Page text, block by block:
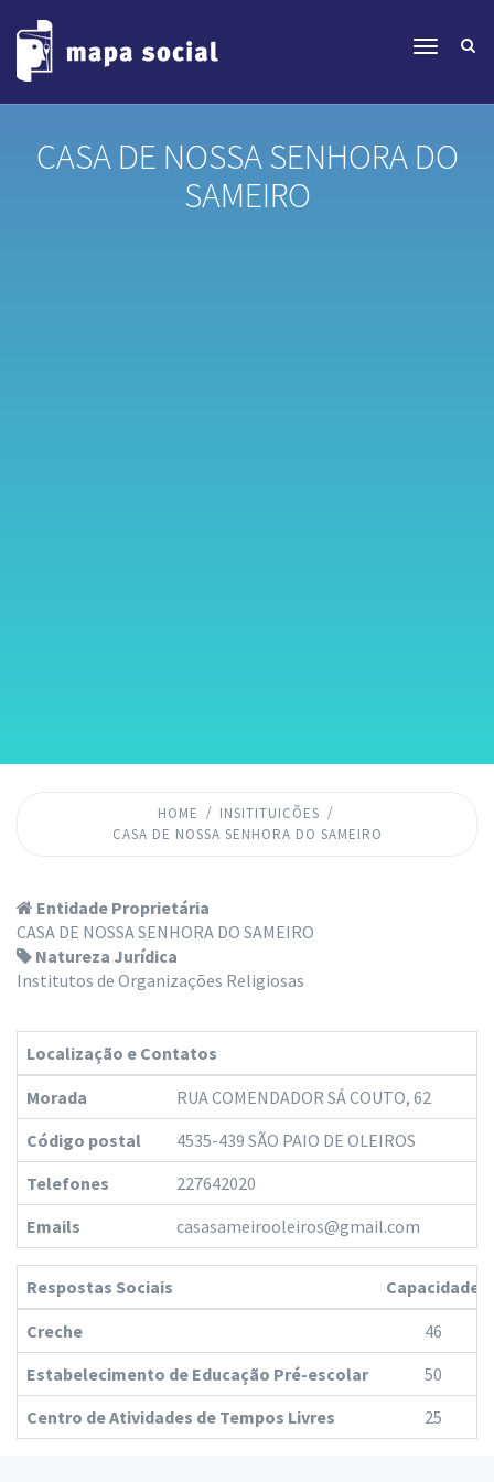
CASA DE NOSSA SENHORA DO
SAMEIRO
HOME
INSITITUICÕES
CASA DE NOSSA SENHORA DO SAMEIRO
Entidade Proprietária
CASA DE NOSSA SENHORA DO SAMEIRO
Natureza Jurídica
Institutos de Organizações Religiosas
Localização e Contatos
Morada
RUA COMENDADOR SÁ COUTO, 62
Código postal
4535-439 SÃO PAIO DE OLEIROS
Telefones
227642020
Emails
casasameirooleiros@gmail.com
Respostas Sociais
Capacidade
Creche
46
Estabelecimento de Educação Pré-escolar
50
Centro de Atividades de Tempos Livres
25